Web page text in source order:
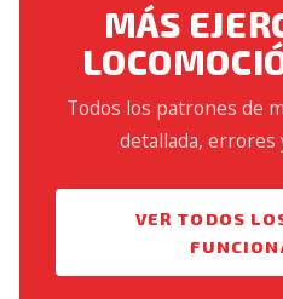
MÁS
Todos los patrones de
detallada, errores
VER TODOS